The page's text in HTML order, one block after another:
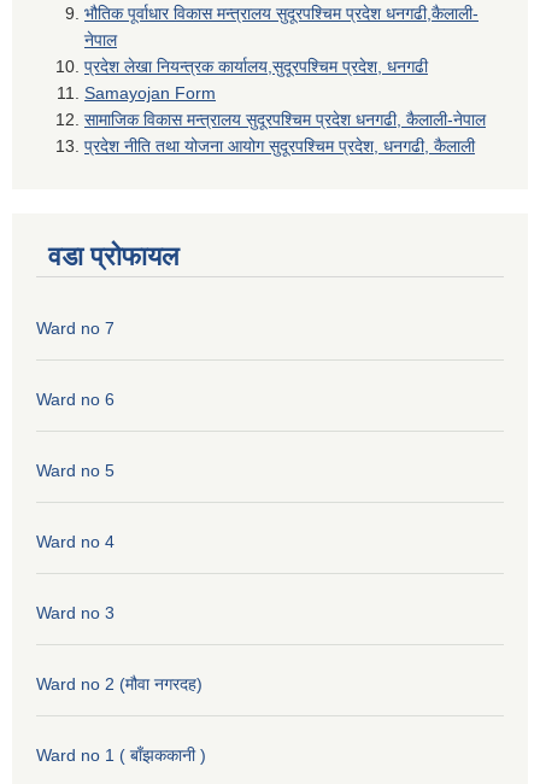
भौतिक पूर्वाधार विकास मन्त्रालय सुदूरपश्चिम प्रदेश धनगढी,कैलाली-
नेपाल
प्रदेश लेखा नियन्त्रक कार्यालय,सुदूरपश्चिम प्रदेश, धनगढी
Samayojan Form
सामाजिक विकास मन्त्रालय सुदूरपश्चिम प्रदेश धनगढी, कैलाली-नेपाल
प्रदेश नीति तथा योजना आयोग सुदूरपश्चिम प्रदेश, धनगढी, कैलाली
वडा प्रोफायल
Ward no 7
Ward no 6
Ward no 5
Ward no 4
Ward no 3
Ward no 2 (मौवा नगरदह)
Ward no 1 ( बाँझककानी )